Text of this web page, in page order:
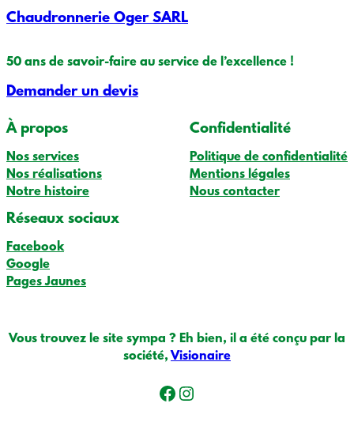
Chaudronnerie Oger SARL
50 ans de savoir-faire au service de l’excellence !
Demander un devis
À propos
Nos services
Nos réalisations
Notre histoire
Confidentialité
Politique de confidentialité
Mentions légales
Nous contacter
Réseaux sociaux
Facebook
Google
Pages Jaunes
Vous trouvez le site sympa ? Eh bien, il a été conçu par la
société, Visionaire
Facebook
Instagram